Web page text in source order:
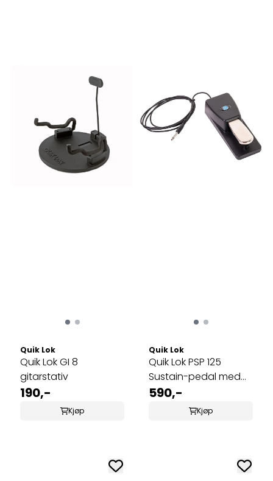
Quik Lok
Quik Lok GI 8
gitarstativ
190,-
Kjøp
Quik Lok
Quik Lok PSP 125
Sustain-pedal med
piano-stil
590,-
Kjøp